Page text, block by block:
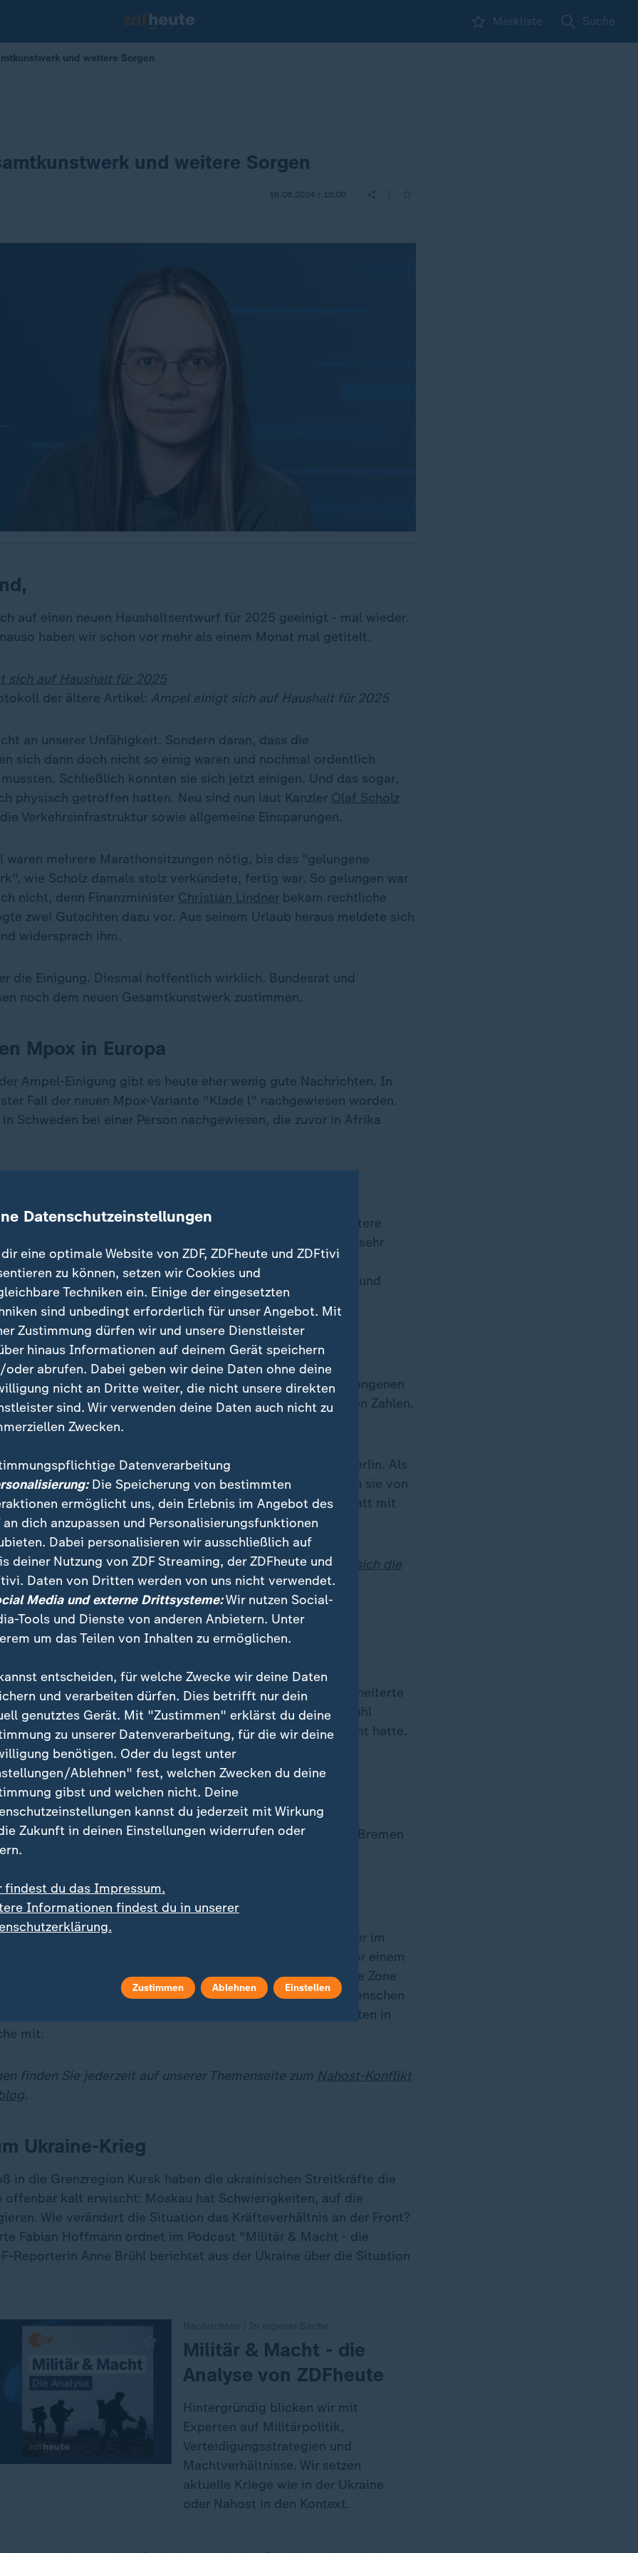
Merkliste Suche
und weitere Sorgen
und weitere Sorgen
16.08.2024 | 18:00
auf einen neuen Haushaltsentwurf für 2025 geeinigt - mal wieder.
haben wir schon vor mehr als einem Monat mal getitelt.
sich auf Haushalt für 2025
der ältere Artikel: Ampel einigt sich auf Haushalt für 2025
an unserer Unfähigkeit. Sondern daran, dass die
sich dann doch nicht so einig waren und nochmal ordentlich
Schließlich konnten sie sich jetzt einigen. Und das sogar,
physisch getroffen hatten. Neu sind nun laut Kanzler Olaf Scholz
Verkehrsinfrastruktur sowie allgemeine Einsparungen.
waren mehrere Marathonsitzungen nötig, bis das "gelungene
wie Scholz damals stolz verkündete, fertig war. So gelungen war
nicht, denn Finanzminister Christian Lindner bekam rechtliche
zwei Gutachten dazu vor. Aus seinem Urlaub heraus meldete sich
widersprach ihm.
die Einigung. Diesmal hoffentlich wirklich. Bundesrat und
noch dem neuen Gesamtkunstwerk zustimmen.
Mpox in Europa
Ampel-Einigung gibt es heute eher wenig gute Nachrichten. In
Fall der neuen Mpox-Variante "Klade l" nachgewiesen worden.
Schweden bei einer Person nachgewiesen, die zuvor in Afrika
neuer Mpox-Variante in Europa
ECDC forderte die EU-Staaten auf, sich auf weitere
Das Auftreten weiterer "importierter" Fälle sei "sehr
sei es unwahrscheinlich, dass es in Europa eine
gebe, wenn importierte Fälle schnell diagnostiziert und
umgesetzt würden.
Vorfälle nehmen zu
und Beleidigungen nehmen deutlich zu. In den vergangenen
mehr besorgniserregende Meldungen über steigenden Zahlen.
stecken Menschen, Schicksale.
Paar Nathan und Esther (Namen v. d. Red. geändert) aus Berlin. Als
zu einem Schabbat-Fest ein Eis essen gehen wollen, werden sie von
umzingelt, angespuckt und schließlich angegriffen. Anstatt mit
endet der Abend im Krankenhaus.
was anderen Betroffen widerfahren ist, gibt es hier:Wie sich die
Szene radikalisiert
mit Beschwerden gegen Bremer
in Bremen muss nicht wiederholt werden. Die AfD scheiterte
gegen die Wahl. DieAfDwar nicht zur Bürgerschaftswahl
weil sie zwei konkurrierende Kandidatenlisten eingereicht hatte.
Gegen diese Entscheidung ging die Partei vor.
abgelehnt: Bürgerschaftswahl in Bremen ist gültig
wies die Beschwerden zurück. Die SPD kann somit in Bremen
den Grünen und Linken fortsetzen.
Konflikt
Militäransatz an:
Die israelische Armee hat die Anwohner im
Junis sowie im Osten von Deir al-Balah im Gazastreifen vor einem
zur Flucht aufgerufen. Sie sollten sich in eine humanitäre Zone
neu gezogen worden seien, teilte die Armee den Menschen
per SMS, Telefonanrufen sowie per Medienberichten in
mit.
finden Sie jederzeit auf unserer Themenseite zum Nahost-Konflikt
.
Ukraine-Krieg
in die Grenzregion Kursk haben die ukrainischen Streitkräfte die
offenbar kalt erwischt: Moskau hat Schwierigkeiten, auf die
Wie verändert die Situation das Kräfteverhältnis an der Front?
Fabian Hoffmann ordnet im Podcast "Militär & Macht - die
Reporterin Anne Brühl berichtet aus der Ukraine über die Situation
:Militär & Macht - die
Analyse von ZDFheute
Hintergründig blicken wir mit
Experten auf Militärpolitik,
Verteidigungsstrategien und
Machtverhältnisse. Wir setzen
aktuelle Kriege wie in der Ukraine
oder Nahost in den Kontext.
Datenschutzeinstellungen
eine optimale Website von ZDF, ZDFheute und ZDFtivi
zu können, setzen wir Cookies und
Techniken ein. Einige der eingesetzten
sind unbedingt erforderlich für unser Angebot. Mit
Zustimmung dürfen wir und unsere Dienstleister
hinaus Informationen auf deinem Gerät speichern
oder abrufen. Dabei geben wir deine Daten ohne deine
nicht an Dritte weiter, die nicht unsere direkten
sind. Wir verwenden deine Daten auch nicht zu
Zwecken.
Datenverarbeitung
Die Speicherung von bestimmten
ermöglicht uns, dein Erlebnis im Angebot des
an dich anzupassen und Personalisierungsfunktionen
Dabei personalisieren wir ausschließlich auf
deiner Nutzung von ZDF Streaming, der ZDFheute und
Daten von Dritten werden von uns nicht verwendet.
Media und externe Drittsysteme:Wir nutzen Social-
Tools und Dienste von anderen Anbietern. Unter
um das Teilen von Inhalten zu ermöglichen.
entscheiden, für welche Zwecke wir deine Daten
und verarbeiten dürfen. Dies betrifft nur dein
genutztes Gerät. Mit "Zustimmen" erklärst du deine
zu unserer Datenverarbeitung, für die wir deine
benötigen. Oder du legst unter
Ablehnen" fest, welchen Zwecken du deine
gibst und welchen nicht. Deine
kannst du jederzeit mit Wirkung
Zukunft in deinen Einstellungen widerrufen oder
findest du das Impressum.
Informationen findest du in unserer
Zustimmen Ablehnen Einstellen